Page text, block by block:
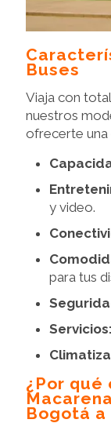
Buses
Viaja con
nuestros
ofrecerte una
y video.
para tus
Servicios:
¿Por
Bogotá a